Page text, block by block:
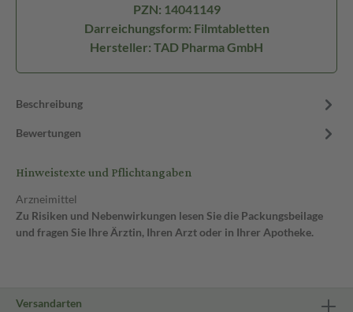
PZN: 14041149
Darreichungsform: Filmtabletten
Hersteller: TAD Pharma GmbH
Beschreibung
Bewertungen
Hinweistexte und Pflichtangaben
Arzneimittel
Zu Risiken und Nebenwirkungen lesen Sie die Packungsbeilage
und fragen Sie Ihre Ärztin, Ihren Arzt oder in Ihrer Apotheke.
Versandarten